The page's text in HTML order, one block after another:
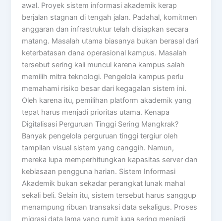
awal. Proyek sistem informasi akademik kerap
berjalan stagnan di tengah jalan. Padahal, komitmen
anggaran dan infrastruktur telah disiapkan secara
matang. Masalah utama biasanya bukan berasal dari
keterbatasan dana operasional kampus. Masalah
tersebut sering kali muncul karena kampus salah
memilih mitra teknologi. Pengelola kampus perlu
memahami risiko besar dari kegagalan sistem ini.
Oleh karena itu, pemilihan platform akademik yang
tepat harus menjadi prioritas utama. Kenapa
Digitalisasi Perguruan Tinggi Sering Mangkrak?
Banyak pengelola perguruan tinggi tergiur oleh
tampilan visual sistem yang canggih. Namun,
mereka lupa memperhitungkan kapasitas server dan
kebiasaan pengguna harian. Sistem Informasi
Akademik bukan sekadar perangkat lunak mahal
sekali beli. Selain itu, sistem tersebut harus sanggup
menampung ribuan transaksi data sekaligus. Proses
migrasi data lama yang rumit juga sering menjadi